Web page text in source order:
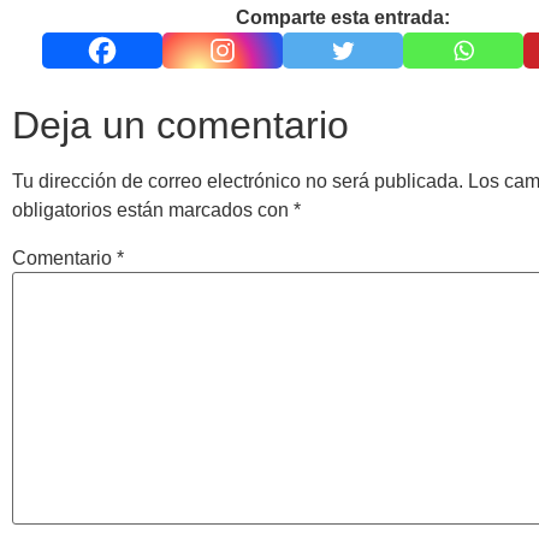
Comparte esta entrada:
Deja un comentario
Tu dirección de correo electrónico no será publicada. Los
obligatorios están marcados con *
Comentario *